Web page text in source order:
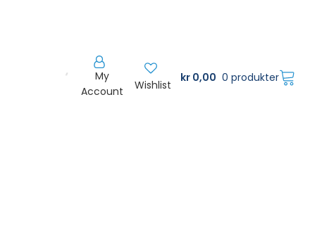
My
Account
Wishlist
kr 0,00 0 produkter